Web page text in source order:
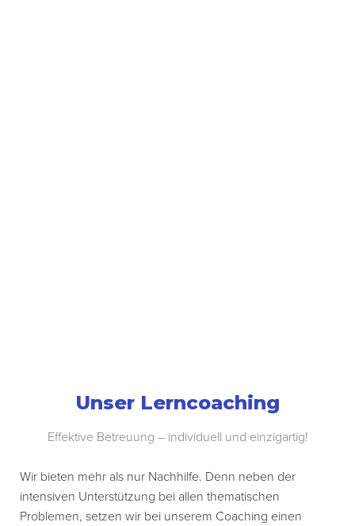
Unser Lerncoaching
Effektive Betreuung – individuell und einzigartig!
Wir bieten mehr als nur Nachhilfe. Denn neben der
intensiven Unterstützung bei allen thematischen
Problemen, setzen wir bei unserem Coaching einen